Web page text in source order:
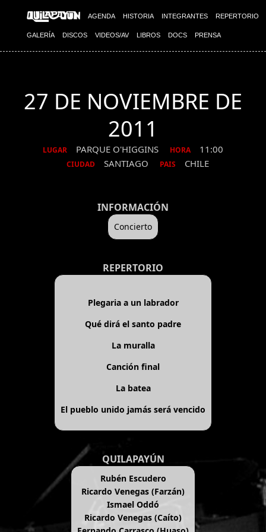
AGENDA HISTORIA INTEGRANTES REPERTORIO
GALERÍA DISCOS VIDEOS/AV LIBROS DOCS PRENSA
27 DE NOVIEMBRE DE
2011
LUGAR PARQUE O'HIGGINS HORA 11:00
CIUDAD SANTIAGO PAIS CHILE
INFORMACIÓN
Concierto
REPERTORIO
Plegaria a un labrador
Qué dirá el santo padre
La muralla
Canción final
La batea
El pueblo unido jamás será vencido
QUILAPAYÚN
Rubén Escudero
Ricardo Venegas (Farzán)
Ismael Oddó
Ricardo Venegas (Caíto)